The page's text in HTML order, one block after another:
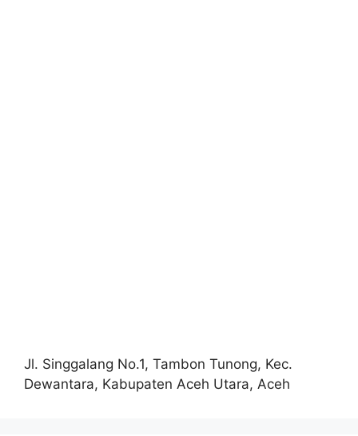
Jl. Singgalang No.1, Tambon Tunong, Kec.
Dewantara, Kabupaten Aceh Utara, Aceh